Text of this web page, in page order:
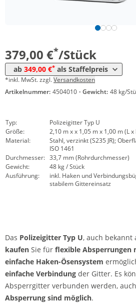
379,00 €*/Stück
ab 349,00 €* als Staffelpreis
*inkl. MwSt. zzgl.Versandkosten
Artikelnummer: 4504010 · Gewicht: 48 kg/
Typ:
Polizeigitter Typ U
Größe:
2,10 m x x 1,05 m x 1,00 m (L x
Material:
Stahl, verzinkt (S235 JR);
ISO 1461
Durchmesser: 33,7 mm (Rohrdurchmesser)
Gewicht:
48 kg / Stück
Ausführung:
inkl. Haken und
stabilem Gittereinsatz
Das Polizeigitter Typ U, auch bekannt
kaufen Sie für flexible Absperrungen
einfache Haken-Ösensystem
einfache Verbindung der Gitter. Es
Absperrgitter verbunden werden, auch
Absperrung sind möglich.